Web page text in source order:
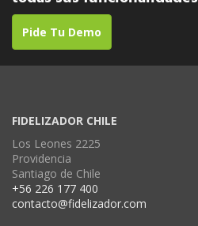
Pide Tu Demo
FIDELIZADOR CHILE
Los Leones 2225
Providencia
Santiago de Chile
+56 226 177 400
contacto@fidelizador.com